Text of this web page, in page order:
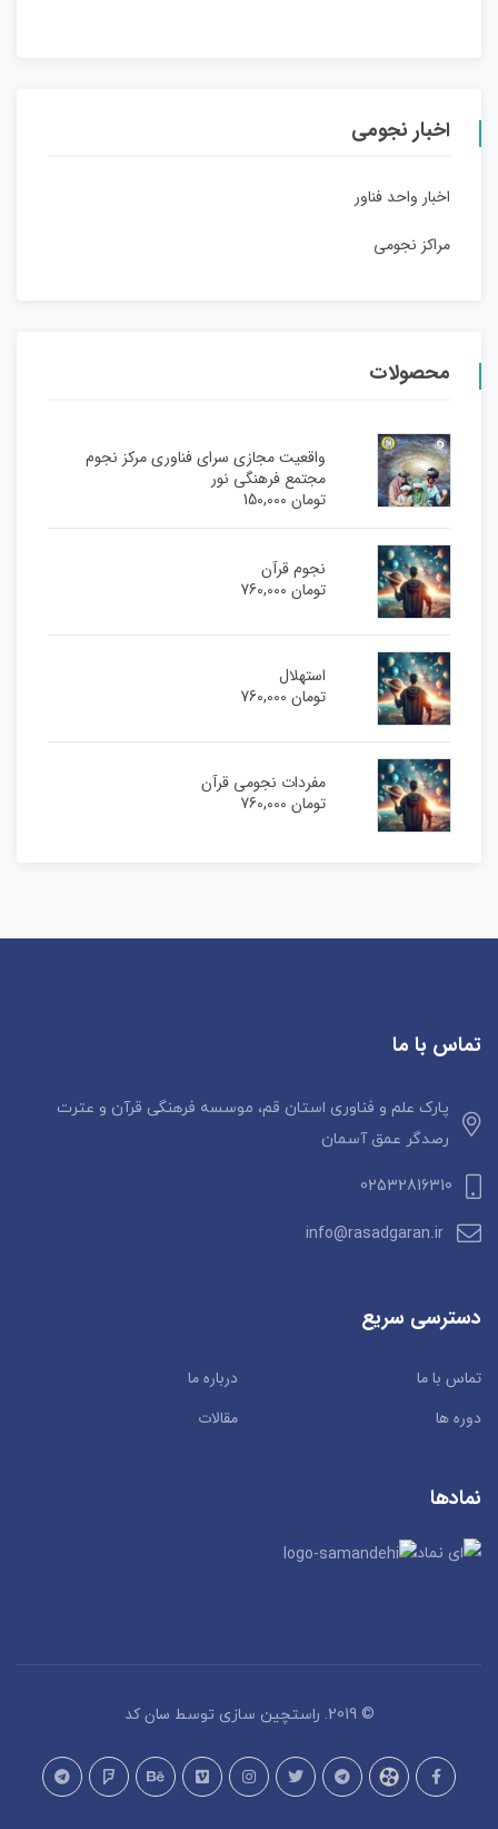
اخبار نجومی
اخبار واحد فناور
مراکز نجومی
محصولات
واقعیت مجازی سرای فناوری مرکز نجوم
مجتمع فرهنگی نور
تومان150,000
نجوم قرآن
تومان760,000
استهلال
تومان760,000
مفردات نجومی قرآن
تومان760,000
تماس با ما
پارک علم و فناوری استان قم، موسسه فرهنگی قرآن و عترت
رصدگر عمق آسمان
02532816310
info@rasadgaran.ir
دسترسی سریع
تماس با ما
درباره ما
دوره ها
مقالات
نمادها
© 2019. راستچین سازی توسط سان کد